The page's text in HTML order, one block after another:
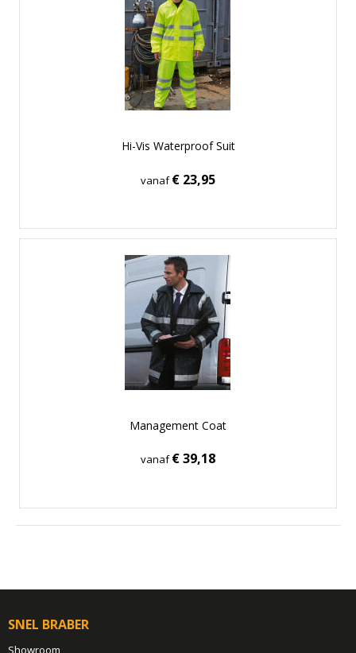
Hi-Vis Waterproof Suit
vanaf€ 23,95
Management Coat
vanaf€ 39,18
SNEL BRABER
Showroom